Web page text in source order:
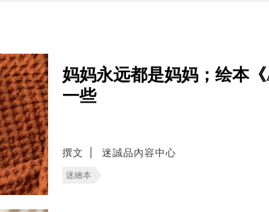
妈妈永远都是妈妈；绘本
一些
撰文 迷誠品內容中心
迷繪本